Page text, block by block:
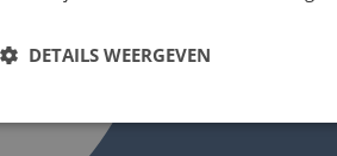
DETAILS WEERGEVEN